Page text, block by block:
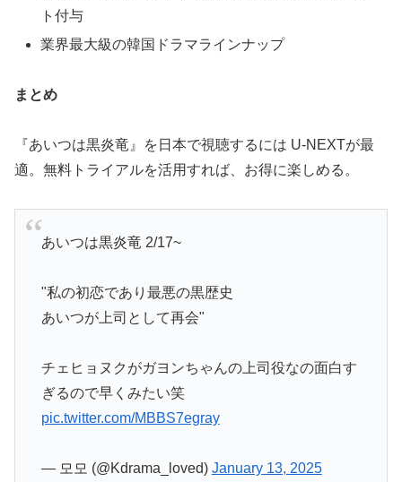
ト付与
業界最大級の韓国ドラマラインナップ
まとめ
『あいつは黒炎竜』を日本で視聴するには U-NEXTが最
適。無料トライアルを活用すれば、お得に楽しめる。
あいつは黒炎竜 2/17~
"私の初恋であり最悪の黒歴史
あいつが上司として再会"
チェヒョヌクがガヨンちゃんの上司役なの面白す
ぎるので早くみたい笑
pic.twitter.com/MBBS7egray
— 모모 (@Kdrama_loved) January 13, 2025